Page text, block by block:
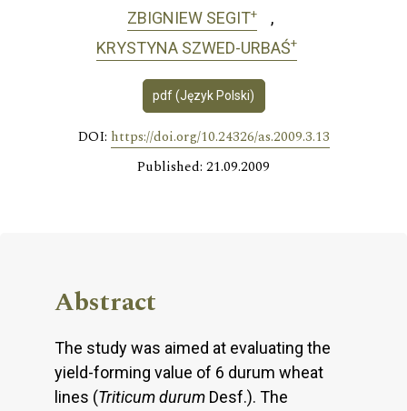
ZBIGNIEW SEGIT+
KRYSTYNA SZWED-URBAŚ+
pdf (Język Polski)
DOI: https://doi.org/10.24326/as.2009.3.13
Published: 21.09.2009
Abstract
The study was aimed at evaluating the
yield-forming value of 6 durum wheat
lines (Triticum durum Desf.). The